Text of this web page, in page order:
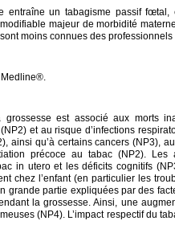
entraîne un tabagisme passif fœtal,
majeur de morbidité
moins connues des
grossesse est associé aux morts
et au risque d’infections
ainsi qu’à certains cancers (NP3),
précoce au tabac (NP2). Les
in utero et les déficits cognitifs
chez l’enfant (en particulier les
grande partie expliquées par des
la grossesse. Ainsi, une
(NP4). L’impact respectif du